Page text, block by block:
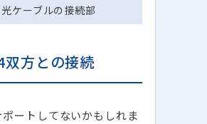
ケーブルの接続部
方との接続
ートしてないかもしれま